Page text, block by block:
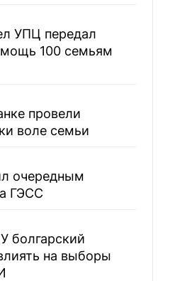
УПЦ передал
100 семьям
провели
воле семьи
очередным
ГЭСС
болгарский
на выборы